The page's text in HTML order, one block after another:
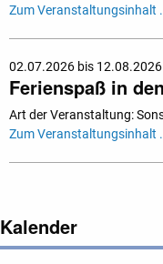
Zum Veranstaltungsinhalt
02.07.2026 bis 12.08.2026
Ferienspaß in
Art der Veranstaltung:
Zum Veranstaltungsinhalt
Kalender